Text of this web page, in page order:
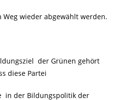
wieder abgewählt werden.
der Grünen gehört
diese Partei
der Bildungspolitik der